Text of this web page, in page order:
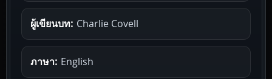
ผู้เขียนบท: Charlie Covell
ภาษา: English